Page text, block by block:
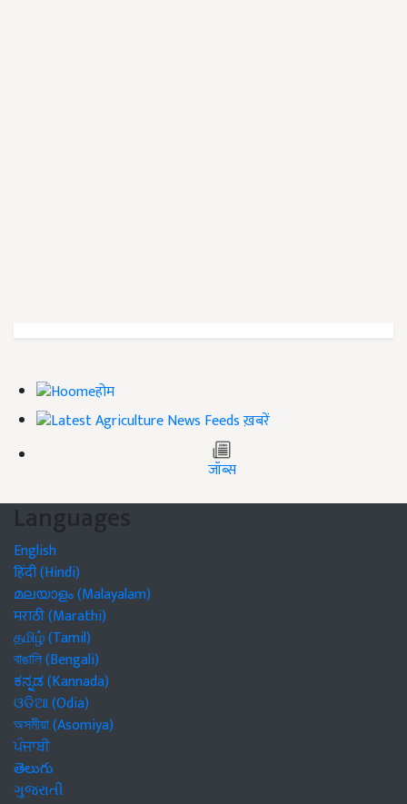
होम
ख़बरें
जॉब्स
Languages
English
हिंदी (Hindi)
മലയാളം (Malayalam)
मराठी (Marathi)
தமிழ் (Tamil)
বাঙালি (Bengali)
ಕನ್ನಡ (Kannada)
ଓଡିଆ (Odia)
অসমীয়া (Asomiya)
ਪੰਜਾਬੀ
తెలుగు
ગુજરાતી